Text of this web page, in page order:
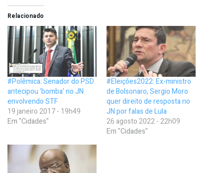
Relacionado
#Polêmica: Senador do PSD
antecipou ‘bomba’ no JN
envolvendo STF
19 janeiro 2017 - 19h49
Em "Cidades"
#Eleições2022: Ex-ministro
de Bolsonaro, Sergio Moro
quer direito de resposta no
JN por falas de Lula
26 agosto 2022 - 22h09
Em "Cidades"